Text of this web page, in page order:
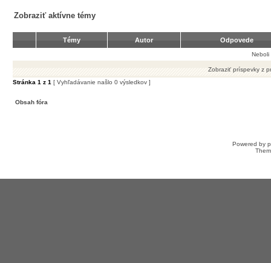
Zobraziť aktívne témy
Témy Autor Odpovede
Neboli
Zobraziť príspevky z
Stránka 1 z 1 [ Vyhľadávanie našlo 0 výsledkov ]
Obsah fóra
Powered by